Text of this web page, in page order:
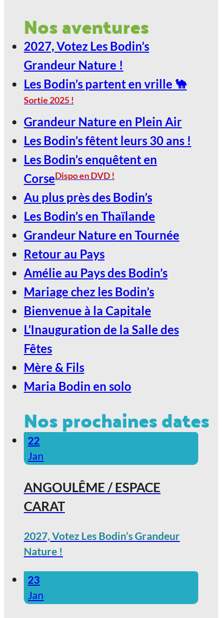
Nature !
29
Jan
LE SCARABÉE / ROANNE
2027, Votez Les Bodin’s Grandeur
Nature !
30
Jan
LE SCARABÉE / ROANNE
2027, Votez Les Bodin’s Grandeur
Nature !
Nos aventures
2027, Votez Les Bodin’s
Grandeur Nature !
Les Bodin’s partent en vrille 🐪
Sortie 2025 !
Grandeur Nature en Plein Air
Les Bodin’s fêtent leurs 30 ans !
Les Bodin’s enquêtent en
CorseDispo en DVD !
Au plus près des Bodin’s
Les Bodin’s en Thaïlande
Grandeur Nature en Tournée
Retour au Pays
Amélie au Pays des Bodin’s
Mariage chez les Bodin’s
Bienvenue à la Capitale
L’Inauguration de la Salle des
Fêtes
Mère & Fils
Maria Bodin en solo
Nos prochaines dates
22
Jan
ANGOULÊME / ESPACE
CARAT
2027, Votez Les Bodin’s Grandeur
Nature !
23
Jan